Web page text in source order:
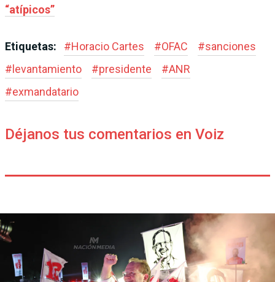
“atípicos”
Etiquetas: #Horacio Cartes #OFAC #sanciones
# levantamiento #presidente #ANR
#exmandatario
Déjanos tus comentarios en Voiz